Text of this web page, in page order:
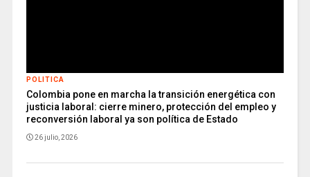
POLITICA
Colombia pone en marcha la transición energética con
justicia laboral: cierre minero, protección del empleo y
reconversión laboral ya son política de Estado
26 julio, 2026